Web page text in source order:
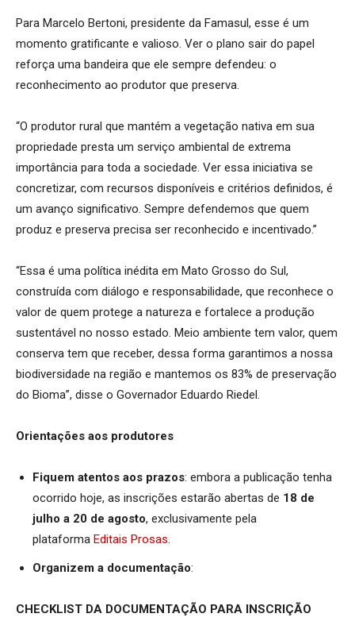
Para Marcelo Bertoni, presidente da Famasul, esse é um
momento gratificante e valioso. Ver o plano sair do papel
reforça uma bandeira que ele sempre defendeu: o
reconhecimento ao produtor que preserva.
“O produtor rural que mantém a vegetação nativa em sua
propriedade presta um serviço ambiental de extrema
importância para toda a sociedade. Ver essa iniciativa se
concretizar, com recursos disponíveis e critérios definidos, é
um avanço significativo. Sempre defendemos que quem
produz e preserva precisa ser reconhecido e incentivado.”
“Essa é uma política inédita em Mato Grosso do Sul,
construída com diálogo e responsabilidade, que reconhece o
valor de quem protege a natureza e fortalece a produção
sustentável no nosso estado. Meio ambiente tem valor, quem
conserva tem que receber, dessa forma garantimos a nossa
biodiversidade na região e mantemos os 83% de preservação
do Bioma”, disse o Governador Eduardo Riedel.
Orientações aos produtores
Fiquem atentos aos prazos: embora a publicação tenha
ocorrido hoje, as inscrições estarão abertas de 18 de
julho a 20 de agosto, exclusivamente pela
plataforma Editais Prosas.
Organizem a documentação:
CHECKLIST DA DOCUMENTAÇÃO PARA INSCRIÇÃO